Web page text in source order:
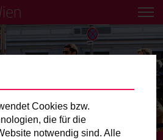
in deiner Nähe aus!
für Kinder und
Cookies bzw.
die für die
notwendig sind. Alle